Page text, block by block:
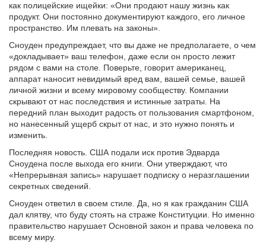
как полицейские ищейки: «Они продают нашу жизнь как
продукт. Они постоянно документируют каждого, его личное
пространство. Им плевать на законы».
Сноуден предупреждает, что вы даже не предполагаете, о чем
«докладывает» ваш телефон, даже если он просто лежит
рядом с вами на столе. Поверьте, говорит американец,
аппарат наносит невидимый вред вам, вашей семье, вашей
личной жизни и всему мировому сообществу. Компании
скрывают от нас последствия и истинные затраты. На
передний план выходит радость от пользования смартфоном,
но нанесенный ущерб скрыт от нас, и это нужно понять и
изменить.
Последняя новость. США подали иск против Эдварда
Сноудена после выхода его книги. Они утверждают, что
«Непрерывная запись» нарушает подписку о неразглашении
секретных сведений.
Сноуден ответил в своем стиле. Да, но я как гражданин США
дал клятву, что буду стоять на страже Конституции. Но именно
правительство нарушает Основной закон и права человека по
всему миру.